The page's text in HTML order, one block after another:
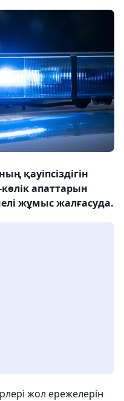
қауіпсіздігін
апаттарын
жұмыс жалғасуда.
жол ережелерін